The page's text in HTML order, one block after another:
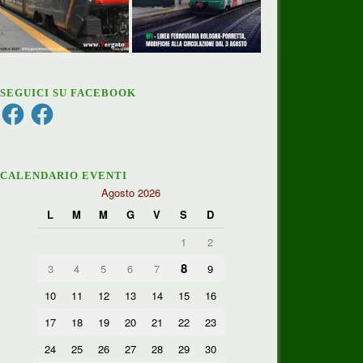
SEGUICI SU FACEBOOK
FacebookFacebook
CALENDARIO EVENTI
Agosto 2026
L
M M G V S
D
1
2
3
4 5 6 7 8
9
10
11 12 13 14 15
16
17
18 19 20 21 22
23
24
25 26 27 28 29
30